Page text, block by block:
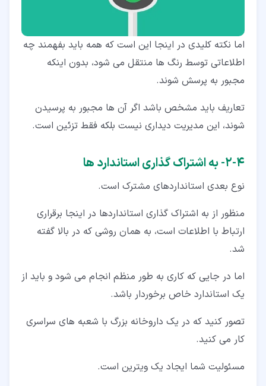
اما نکته کلیدی در اینجا این است که همه باید بفهمند چه
اطلاعاتی توسط رنگ ها منتقل می شود، بدون اینکه
مجبور به پرسش شوند.
تعاریف باید مشخص باشد اگر آن ها مجبور به پرسیدن
شوند، این مدیریت دیداری نیست بلکه فقط تزئین است.
۴‏-‏۲‏- به اشتراک گذاری استاندارد ها
نوع بعدی استانداردهای مشترک است.
منظور از به اشتراک گذاری استانداردها در اینجا برقراری
ارتباط با اطلاعات است، به همان روشی که در بالا گفته
شد.
اما در جایی که کاری به طور منظم انجام می شود و باید از
یک استاندارد خاص برخوردار باشد.
تصور کنید که در یک داروخانه بزرگ با شعبه های سراسری
کار می کنید.
مسئولیت شما ایجاد یک ویترین است.